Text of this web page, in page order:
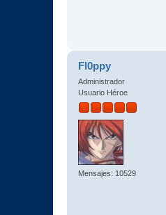
Fl0ppy
Administrador
Usuario Héroe
Mensajes: 10529